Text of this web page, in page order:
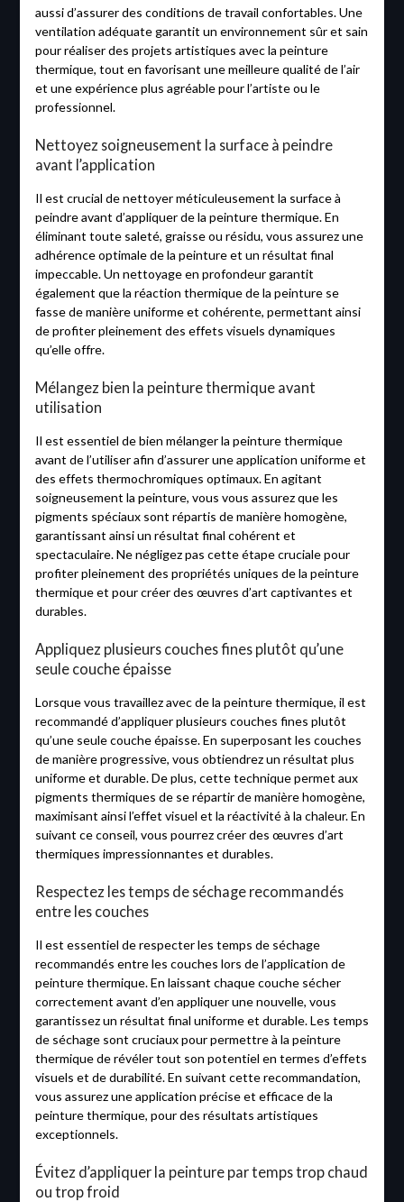
aussi d’assurer des conditions de travail confortables. Une
ventilation adéquate garantit un environnement sûr et sain
pour réaliser des projets artistiques avec la peinture
thermique, tout en favorisant une meilleure qualité de l’air
et une expérience plus agréable pour l’artiste ou le
professionnel.
Nettoyez soigneusement la surface à peindre
avant l’application
Il est crucial de nettoyer méticuleusement la surface à
peindre avant d’appliquer de la peinture thermique. En
éliminant toute saleté, graisse ou résidu, vous assurez une
adhérence optimale de la peinture et un résultat final
impeccable. Un nettoyage en profondeur garantit
également que la réaction thermique de la peinture se
fasse de manière uniforme et cohérente, permettant ainsi
de profiter pleinement des effets visuels dynamiques
qu’elle offre.
Mélangez bien la peinture thermique avant
utilisation
Il est essentiel de bien mélanger la peinture thermique
avant de l’utiliser afin d’assurer une application uniforme et
des effets thermochromiques optimaux. En agitant
soigneusement la peinture, vous vous assurez que les
pigments spéciaux sont répartis de manière homogène,
garantissant ainsi un résultat final cohérent et
spectaculaire. Ne négligez pas cette étape cruciale pour
profiter pleinement des propriétés uniques de la peinture
thermique et pour créer des œuvres d’art captivantes et
durables.
Appliquez plusieurs couches fines plutôt qu’une
seule couche épaisse
Lorsque vous travaillez avec de la peinture thermique, il est
recommandé d’appliquer plusieurs couches fines plutôt
qu’une seule couche épaisse. En superposant les couches
de manière progressive, vous obtiendrez un résultat plus
uniforme et durable. De plus, cette technique permet aux
pigments thermiques de se répartir de manière homogène,
maximisant ainsi l’effet visuel et la réactivité à la chaleur. En
suivant ce conseil, vous pourrez créer des œuvres d’art
thermiques impressionnantes et durables.
Respectez les temps de séchage recommandés
entre les couches
Il est essentiel de respecter les temps de séchage
recommandés entre les couches lors de l’application de
peinture thermique. En laissant chaque couche sécher
correctement avant d’en appliquer une nouvelle, vous
garantissez un résultat final uniforme et durable. Les temps
de séchage sont cruciaux pour permettre à la peinture
thermique de révéler tout son potentiel en termes d’effets
visuels et de durabilité. En suivant cette recommandation,
vous assurez une application précise et efficace de la
peinture thermique, pour des résultats artistiques
exceptionnels.
Évitez d’appliquer la peinture par temps trop chaud
ou trop froid